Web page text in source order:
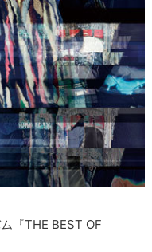
『THE BEST OF